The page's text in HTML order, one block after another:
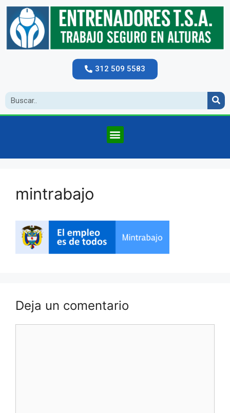
312 509 5583
mintrabajo
Deja un comentario